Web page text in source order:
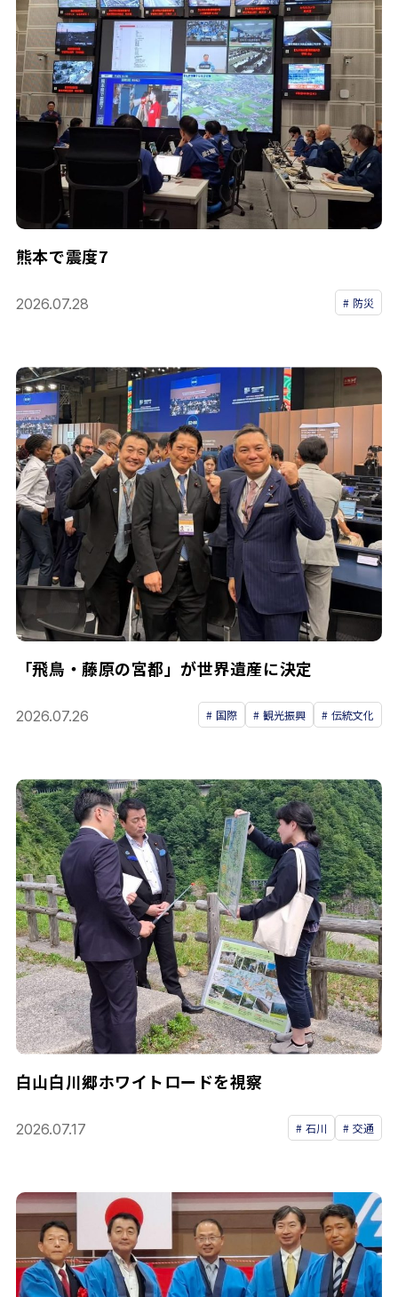
熊本で震度7
2026.07.28 防災
「飛鳥・藤原の宮都」が世界遺産に決定
2026.07.26 国際 観光振興 伝統文化
白山白川郷ホワイトロードを視察
2026.07.17 石川 交通